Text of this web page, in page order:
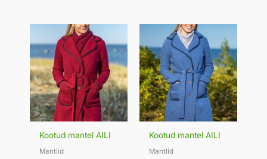
Kootud mantel AILI
Mantlid
Kootud mantel AILI
Mantlid